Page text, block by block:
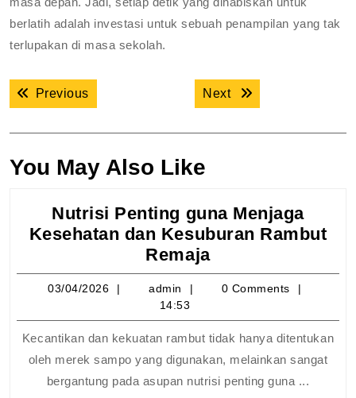
berlatih adalah investasi untuk sebuah penampilan yang tak
terlupakan di masa sekolah.
Navigasi
posPreviousPrevious post: Next Next post:
You May Also Like
Nutrisi Penting guna Menjaga
Kesehatan dan Kesuburan Rambut
RemajaNutrisi
Penting
guna
Menjaga
Kesehatan
dan
Kesuburan
03/04/2026 03/04/2026
admin admin0 Comments
14:53
Kecantikan dan kekuatan rambut tidak hanya ditentukan
oleh merek sampo yang digunakan, melainkan sangat
bergantung pada asupan nutrisi penting guna ...